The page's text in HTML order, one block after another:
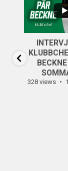
14
0
328 views